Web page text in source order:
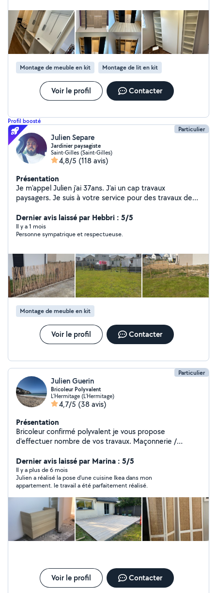
Montage de meuble en kit Montage de lit en kit
Voir le profil Contacter
Profil boosté
Particulier
Julien Separe
Jardinier paysagiste
Saint-Gilles (Saint-Gilles)
4,8/5 (118 avis)
Présentation
Je m'appel Julien j'ai 37ans. J'ai un cap travaux
paysagers. Je suis à votre service pour des travaux de
haie, élagage, pose de gazon synthétique, pose de
clôture) ou tous autre entretien de jardin. Je suis aussi à
l'aise avec la peinture, nettoyage, pose d'étagères,
Dernier avis laissé par Hebbri : 5/5
Il y a 1 mois
Personne sympatrique et respectueuse.
Montage de meuble en kit
Voir le profil Contacter
Particulier
Julien Guerin
Bricoleur Polyvalent
L'Hermitage (L'Hermitage)
4,7/5 (38 avis)
Présentation
Bricoleur confirmé polyvalent je vous propose
d'effectuer nombre de vos travaux. Maçonnerie /
Faïence / Démolition / Démontage / Charpente /
Terrasse / Espace Vert. Soigneux, réactif et efficace, je
reste à votre disposition si besoin. Julien
Dernier avis laissé par Marina : 5/5
Il y a plus de 6 mois
Julien a réalisé la pose d'une cuisine Ikea dans mon
appartement. le travail a été parfaitement réalisé.
Voir le profil Contacter